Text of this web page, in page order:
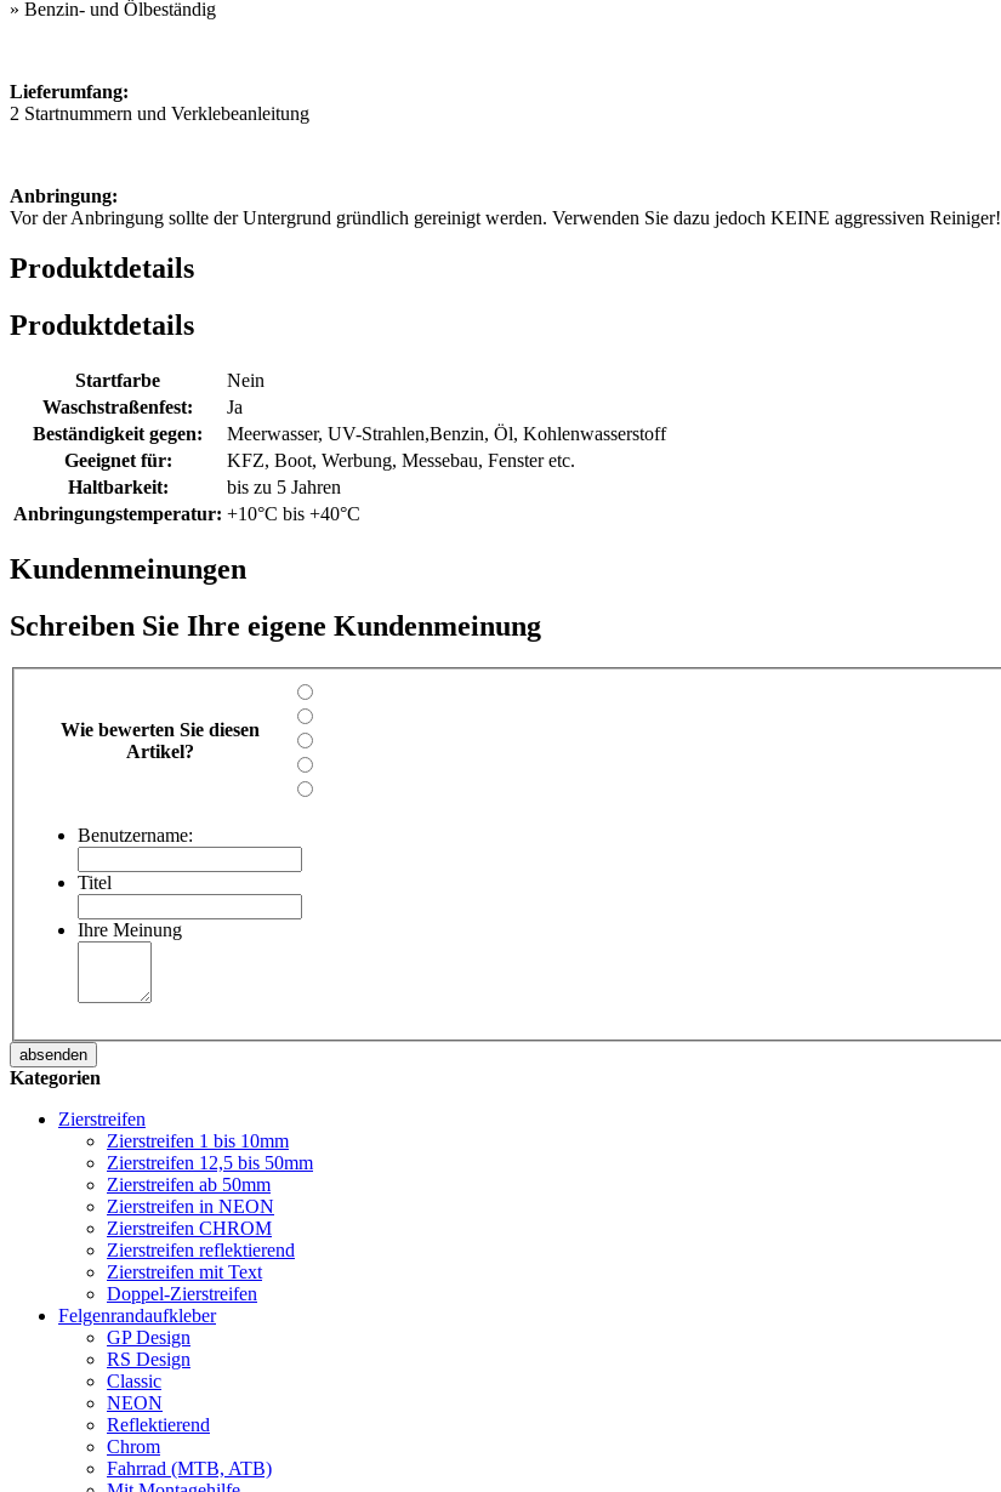
» Benzin- und Ölbeständig
Lieferumfang:
2 Startnummern und Verklebeanleitung
Anbringung:
Vor der Anbringung sollte der Untergrund gründlich gereinigt werden. Verwenden Sie dazu jedoch KEINE aggressiven Reiniger!
Produktdetails
Produktdetails
Startfarbe
Nein
Waschstraßenfest:
Ja
Beständigkeit gegen:
Meerwasser, UV-Strahlen,Benzin, Öl, Kohlenwasserstoff
Geeignet für:
KFZ, Boot, Werbung, Messebau, Fenster etc.
Haltbarkeit:
bis zu 5 Jahren
Anbringungstemperatur: +10°C bis +40°C
Kundenmeinungen
Schreiben Sie Ihre eigene Kundenmeinung
Wie bewerten Sie diesen
Artikel?
Benutzername:
Titel
Ihre Meinung
absenden
Kategorien
Zierstreifen
Zierstreifen 1 bis 10mm
Zierstreifen 12,5 bis 50mm
Zierstreifen ab 50mm
Zierstreifen in NEON
Zierstreifen CHROM
Zierstreifen reflektierend
Zierstreifen mit Text
Doppel-Zierstreifen
Felgenrandaufkleber
GP Design
RS Design
Classic
NEON
Reflektierend
Chrom
Fahrrad (MTB, ATB)